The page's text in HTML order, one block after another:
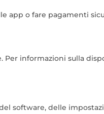
app o fare pagamenti
Per informazioni sulla
software, delle